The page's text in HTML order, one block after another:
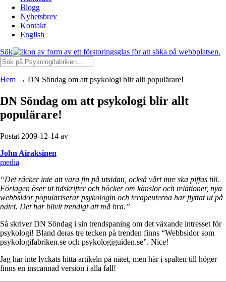
Blogg
Nyhetsbrev
Kontakt
English
Sök
Hem → DN Söndag om att psykologi blir allt populärare!
DN Söndag om att psykologi blir allt
populärare!
Postat 2009-12-14 av
John Airaksinen
media
“Det räcker inte att vara fin på utsidan, också vårt inre ska piffas till.
Förlagen öser ut tidskrifter och böcker om känslor och relationer, nya
webbsidor populariserar psykologin och terapeuterna har flyttat ut på
nätet. Det har blivit trendigt att må bra.”
Så skriver DN Söndag i sin trendspaning om det växande intresset för
psykologi! Bland deras tre tecken på trenden finns “Webbsidor som
psykologifabriken.se och psykologiguiden.se”. Nice!
Jag har inte lyckats hitta artikeln på nätet, men här i spalten till höger
finns en inscannad version i alla fall!